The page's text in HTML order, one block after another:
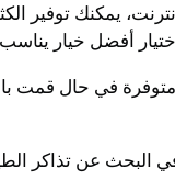
يمكنك توفير
أفضل خيار
في حال قمت
البحث عن تذاكر